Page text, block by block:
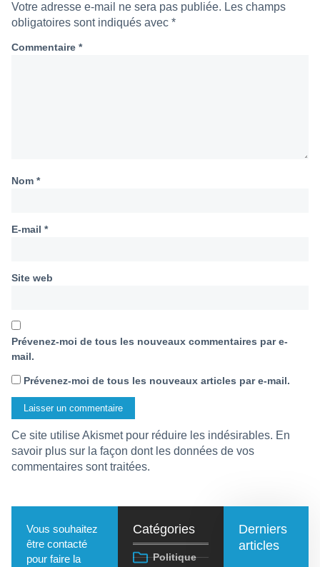
Votre adresse e-mail ne sera pas publiée. Les champs
obligatoires sont indiqués avec *
Commentaire *
Nom *
E-mail *
Site web
Prévenez-moi de tous les nouveaux commentaires par e-
mail.
Prévenez-moi de tous les nouveaux articles par e-mail.
Ce site utilise Akismet pour réduire les indésirables. En
savoir plus sur la façon dont les données de vos
commentaires sont traitées.
Vous souhaitez
être contacté
pour faire la
Catégories
Politique
Derniers
articles